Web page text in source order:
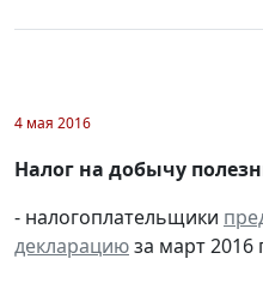
4 мая 2016
Налог на добычу
- налогоплательщики
декларациюза март 2016